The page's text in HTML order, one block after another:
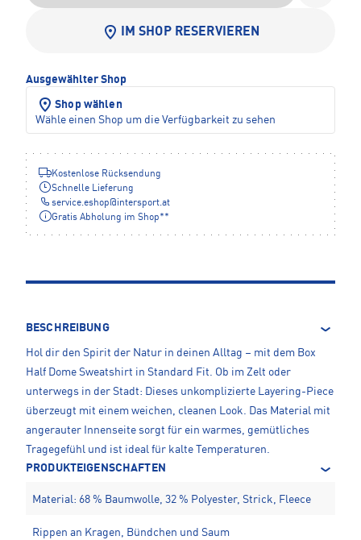
IM SHOP RESERVIEREN
Ausgewählter Shop
Shop wählen
Wähle einen Shop um die Verfügbarkeit zu sehen
Kostenlose Rücksendung
Schnelle Lieferung
service.eshop@intersport.at
Gratis Abholung im Shop**
BESCHREIBUNG
Hol dir den Spirit der Natur in deinen Alltag – mit dem Box
Half Dome Sweatshirt in Standard Fit. Ob im Zelt oder
unterwegs in der Stadt: Dieses unkomplizierte Layering-Piece
überzeugt mit einem weichen, cleanen Look. Das Material mit
angerauter Innenseite sorgt für ein warmes, gemütliches
Tragegefühl und ist ideal für kalte Temperaturen.
PRODUKTEIGENSCHAFTEN
Material: 68 % Baumwolle, 32 % Polyester, Strick, Fleece
Rippen an Kragen, Bündchen und Saum